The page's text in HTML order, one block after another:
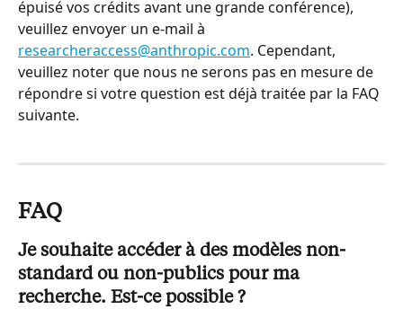
épuisé vos crédits avant une grande conférence),
veuillez envoyer un e-mail à
researcheraccess@anthropic.com. Cependant,
veuillez noter que nous ne serons pas en mesure de
répondre si votre question est déjà traitée par la FAQ
suivante.
FAQ
Je souhaite accéder à des modèles non-
standard ou non-publics pour ma
recherche. Est-ce possible ?